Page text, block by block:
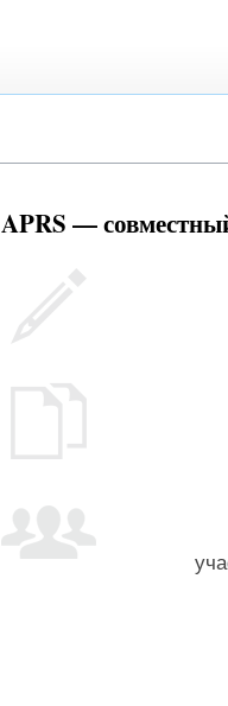
APRS —